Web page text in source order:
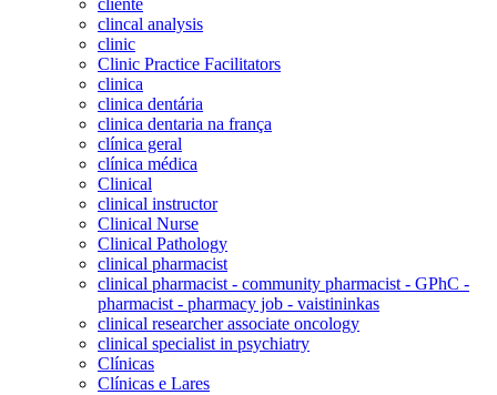
clincal analysis
clinic
Clinic Practice Facilitators
clinica
clinica dentária
clinica dentaria na frança
clínica geral
clínica médica
Clinical
clinical instructor
Clinical Nurse
Clinical Pathology
clinical pharmacist
clinical pharmacist - community pharmacist - GPhC -
pharmacist - pharmacy job - vaistininkas
clinical researcher associate oncology
clinical specialist in psychiatry
Clínicas
Clínicas e Lares